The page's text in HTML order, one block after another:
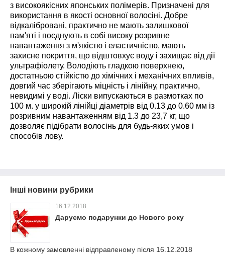
з високоякісних японських полімерів. Призначені для
використання в якості основної волосіні. Добре
відкалібровані, практично не мають залишкової
пам'яті і поєднують в собі високу розривне
навантаження з м'якістю і еластичністю, мають
захисне покриття, що відштовхує воду і захищає від дії
ультрафіолету. Володіють гладкою поверхнею,
достатньою стійкістю до хімічних і механічних впливів,
довгий час зберігають міцність і лінійну, практично,
невидимі у воді. Ліски випускаються в размотках по
100 м. у широкій лінійці діаметрів від 0.13 до 0.60 мм із
розривним навантаженням від 1.3 до 23,7 кг, що
дозволяє підібрати волосінь для будь-яких умов і
способів лову.
Інші новини рубрики
16.12.2018
Даруємо подарунки до Нового року
В кожному замовленні відправленому після 16.12.2018